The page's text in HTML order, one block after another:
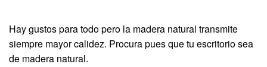
Hay gustos para todo pero la madera natural transmite
siempre mayor calidez. Procura pues que tu escritorio sea
de madera natural.